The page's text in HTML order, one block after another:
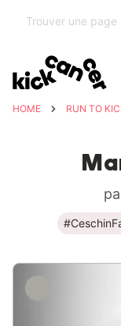
HOME RUN TO